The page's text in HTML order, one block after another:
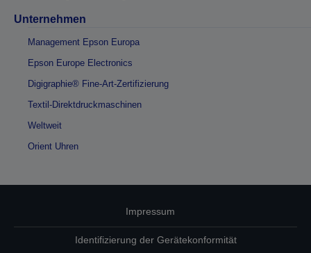
Unternehmen
Management Epson Europa
Epson Europe Electronics
Digigraphie® Fine-Art-Zertifizierung
Textil-Direktdruckmaschinen
Weltweit
Orient Uhren
Impressum
Identifizierung der Gerätekonformität